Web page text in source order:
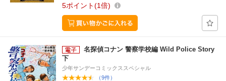
5ポイント 1倍
名探偵コナン 警察学校編 Wild Police Story
下
少年サンデーコミックススペシャル
（9件）